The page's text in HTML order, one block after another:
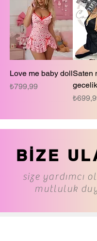
Love me baby doll
Fiyat
₺799,99
Saten
gecelik
Fiyat
BİZE
size yardımcı
mutluluk